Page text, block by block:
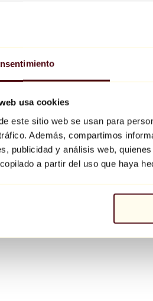
usa cookies
este sitio web se usan para
Además, compartimos
publicidad y análisis web,
a partir del uso que haya